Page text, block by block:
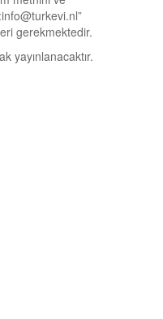
gerekmektedir.
yayınlanacaktır.